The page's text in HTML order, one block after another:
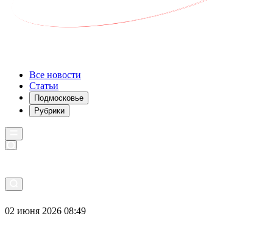
Все новости
Статьи
Подмосковье
Рубрики
02 июня 2026 08:49